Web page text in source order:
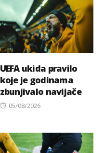
UEFA ukida pravilo
koje je godinama
zbunjivalo navijače
Posted
05/08/2026